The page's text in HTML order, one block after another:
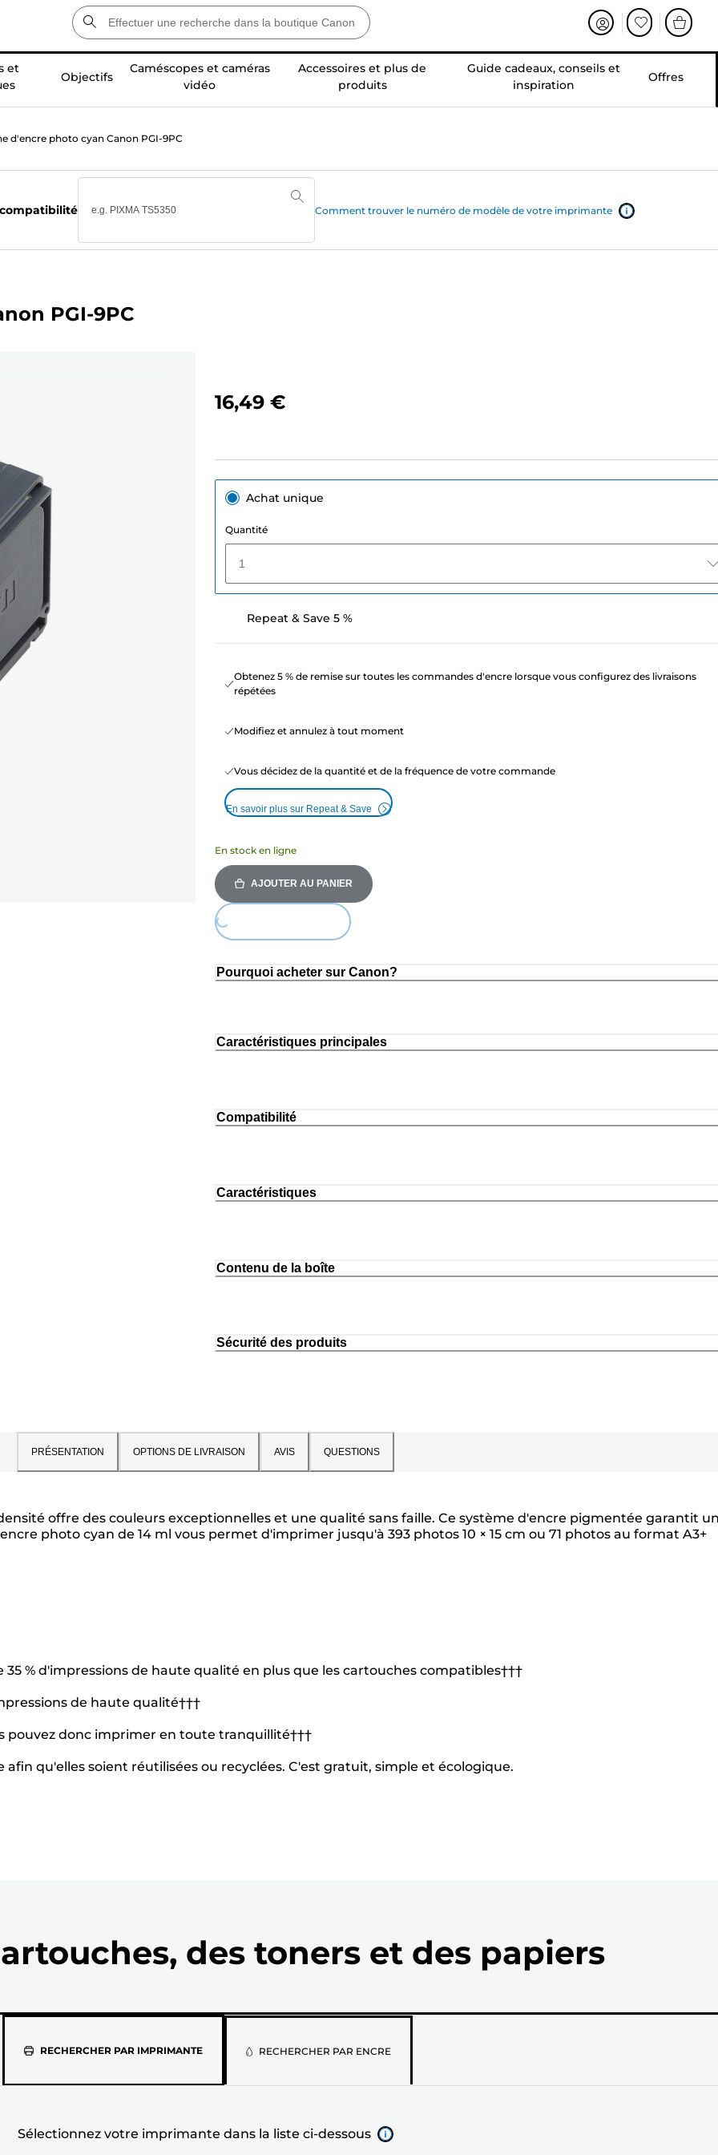
et
Objectifs
Caméscopes et caméras
vidéo
Accessoires et plus de
produits
Guide cadeaux, conseils et
inspiration
Offres
d'encre photo cyan Canon PGI-9PC
Comment trouver le numéro de modèle de votre imprimante
PGI-9PC
16,49 €
Achat unique
Quantité
1
Repeat & Save 5 %
Obtenez 5 % de remise sur toutes les commandes d'encre lorsque vous configurez des livraisons
répétées
Modifiez et annulez à tout moment
Vous décidez de la quantité et de la fréquence de votre commande
En savoir plus sur Repeat & Save
En stock en ligne
AJOUTER AU PANIER
Loading...
Pourquoi acheter sur Canon?
Caractéristiques principales
Compatibilité
Caractéristiques
Contenu de la boîte
Sécurité des produits
PRÉSENTATION OPTIONS DE LIVRAISON AVIS QUESTIONS
offre des couleurs exceptionnelles et une qualité sans faille. Ce système d'encre pigmentée garantit
photo cyan de 14 ml vous permet d'imprimer jusqu'à 393 photos 10 × 15 cm ou 71 photos au format A3+
% d'impressions de haute qualité en plus que les cartouches compatibles†††
de haute qualité†††
pouvez donc imprimer en toute tranquillité†††
qu'elles soient réutilisées ou recyclées. C'est gratuit, simple et écologique.
des toners et des papiers
RECHERCHER PAR IMPRIMANTESélectionnez
votre
RECHERCHER PAR ENCRE
Sélectionnez votre imprimante dans la liste ci-dessous